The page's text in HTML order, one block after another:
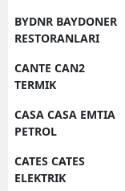
BYDNR BAYDONER
RESTORANLARI
CANTE CAN2
TERMIK
CASA CASA EMTIA
PETROL
CATES CATES
ELEKTRIK